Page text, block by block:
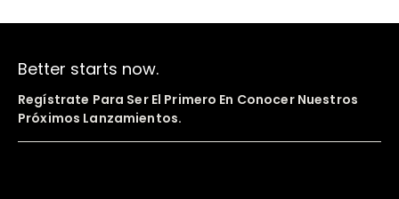
Better starts now.
Regístrate Para Ser El Primero En Conocer Nuestros
Próximos Lanzamientos.